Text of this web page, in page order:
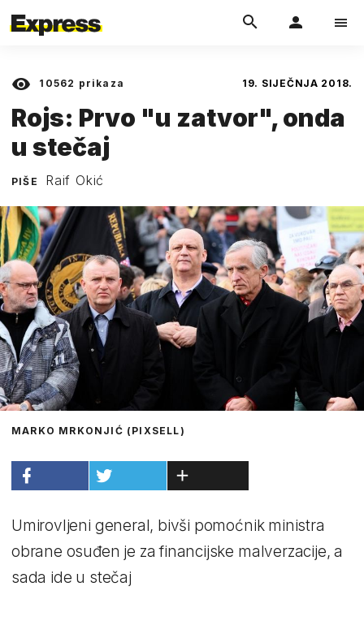
10562 prikaza 19. SIJEČNJA 2018.
Rojs: Prvo "u zatvor", onda
u stečaj
PIŠE Raif Okić
MARKO MRKONJIĆ (PIXSELL)
Umirovljeni general, bivši pomoćnik ministra
obrane osuđen je za financijske malverzacije, a
sada ide u stečaj